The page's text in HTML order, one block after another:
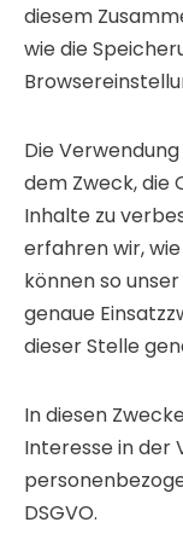
diesem
wie die
Die
dem Zweck, die
Inhalte zu
erfahren wir,
können so
genaue
dieser Stelle
In diesen
Interesse in der
DSGVO.